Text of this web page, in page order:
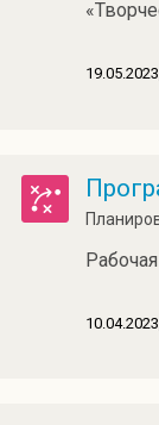
19.05.2023
10.04.2023